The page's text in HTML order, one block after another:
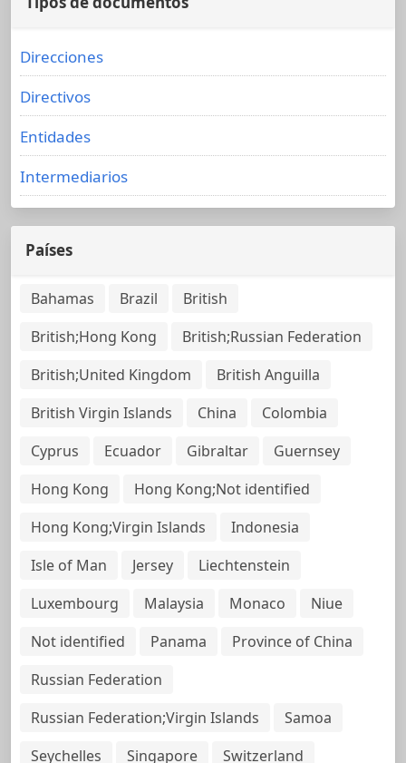
Direcciones
Directivos
Entidades
Intermediarios
Países
Bahamas Brazil
British
British;Hong Kong
British;Russian Federation
British;United Kingdom
British Anguilla
British Virgin Islands
China
Colombia
Cyprus
Ecuador Gibraltar
Guernsey
Hong Kong
Hong Kong;Not identified
Hong Kong;Virgin Islands
Indonesia
Isle of Man
Jersey
Liechtenstein
Luxembourg
Malaysia Monaco
Niue
Not identified
Panama
Province of China
Russian Federation
Russian Federation;Virgin Islands
Samoa
Seychelles
Singapore Switzerland